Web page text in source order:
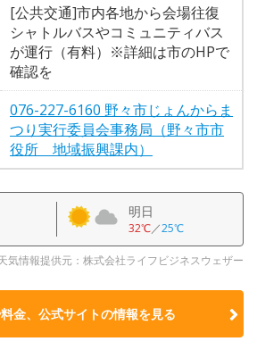
[公共交通]市内各地から会場往復
シャトルバスやコミュニティバス
が運行（有料）※詳細は市のHPで
確認を
076-227-6160 野々市じょんからま
つり実行委員会事務局（野々市市
役所 地域振興課内）
明日
32℃／25℃
気情報提供元：株式会社ライフビジネスウェザー
金、公式サイトの情報を見る